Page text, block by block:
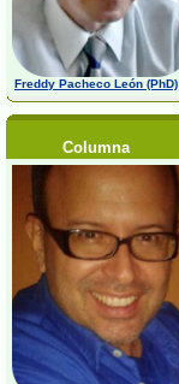
Freddy Pacheco León (PhD)
Columna